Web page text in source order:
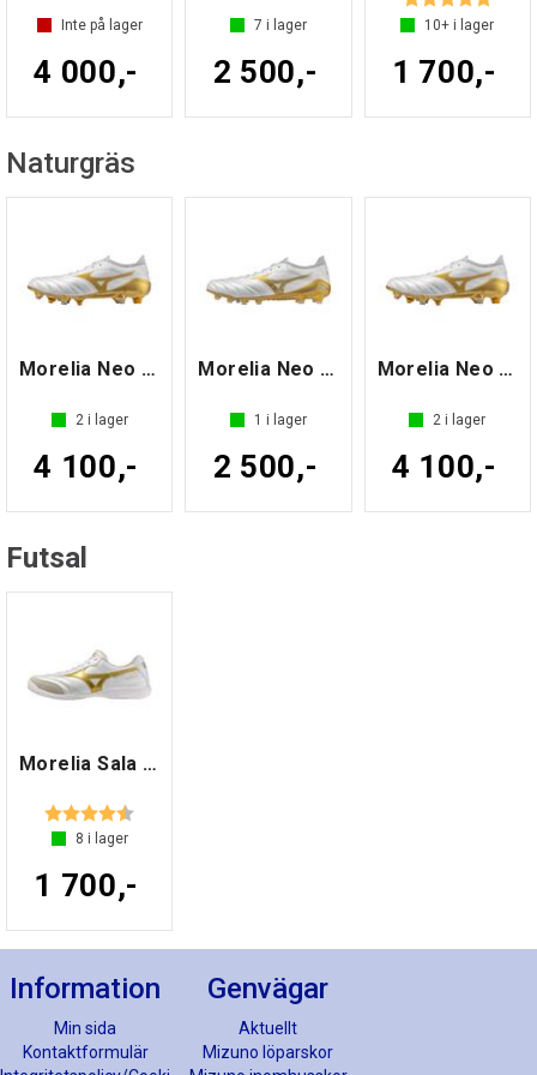
Inte på lager
4 000,-
7 i lager
2 500,-
10+ i lager
1 700,-
Naturgräs
Morelia Neo IV ß Japan MIX Hvit/Gull 8,5
2i lager
4 100,-
Morelia Neo IV ß Elite Hvit/Gull 8,5
1 i lager
2 500,-
Morelia Neo IV ß Japan MIX Hvit/Gull 8,5
2 i lager
4 100,-
Futsal
Morelia Sala Elite IN Hvit/Gull 8,5
Betyg:
8 i lager
1 700,-
Information
Min sida
Kontaktformulär
Genvägar
Aktuellt
Mizuno löparskor